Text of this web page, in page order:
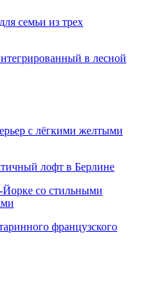
семьи из трех
в лесной
с лёгкими желтыми
лофт в Берлине
со стильными
французского